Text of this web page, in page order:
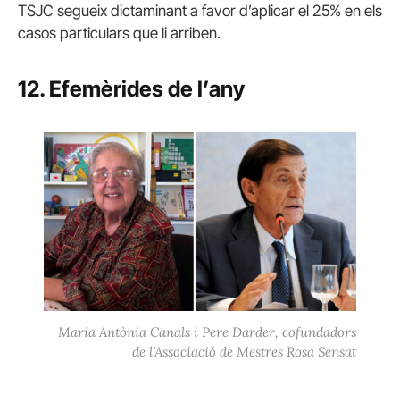
TSJC segueix dictaminant a favor d’aplicar el 25% en els
casos particulars que li arriben.
12. Efemèrides de l’any
Maria Antònia Canals i Pere Darder, cofundadors
de l’Associació de Mestres Rosa Sensat